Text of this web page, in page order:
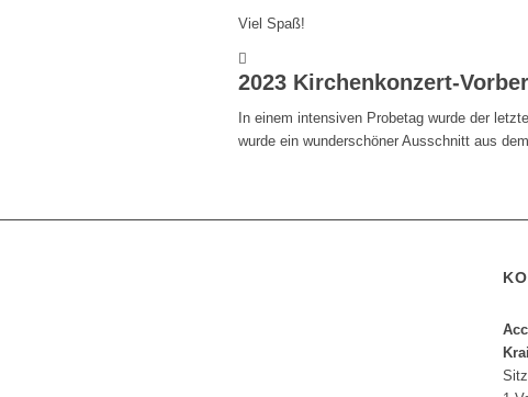
Viel Spaß!
2023 Kirchenkonzert-
In einem intensiven Probetag wurde der
wurde ein wunderschöner Ausschnitt aus